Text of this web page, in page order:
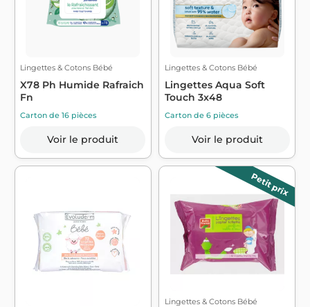
Lingettes & Cotons Bébé
X78 Ph Humide Rafraich
Fn
Carton de 16 pièces
Voir le produit
Lingettes & Cotons Bébé
Lingettes Aqua Soft
Touch 3x48
Carton de 6 pièces
Voir le produit
Petit prix
Lingettes & Cotons Bébé